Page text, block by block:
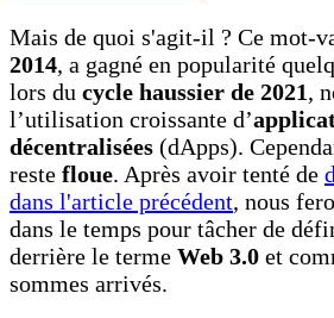
Mais de quoi s'agit-il ? Ce mot-
2014, a gagné en popularité
lors du cycle haussier de 2021,
l’utilisation croissante d’
décentralisées (dApps).
reste floue. Après avoir tenté de
dans l'article précédent, nous
dans le temps pour tâcher de
derrière le terme Web 3.0 et
sommes arrivés.